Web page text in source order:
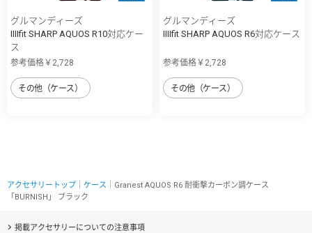
グルマンディーズ
IIIIfit SHARP AQUOS R10対応ケー
ス
参考価格￥2,728
その他（ケース）
グルマンディーズ
IIIIfit SHARP AQUOS R6対応ケース
参考価格￥2,728
その他（ケース）
アクセサリートップ ケース ｜Granest AQUOS R6 耐衝撃カーボン調ケース
「BURNISH」 ブラック
掲載アクセサリーについての注意事項